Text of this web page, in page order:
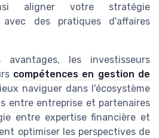
aligner votre stratégie
avec des pratiques d'affaires
avantages, les investisseurs
compétences en gestion de
naviguer dans l'écosystème
entre entreprise et partenaires
entre expertise financière et
optimiser les perspectives de